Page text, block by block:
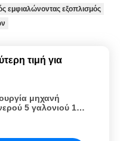
εμφιαλώνοντας εξοπλισμός
τιμή για
μηχανή
5 γαλονιού 1